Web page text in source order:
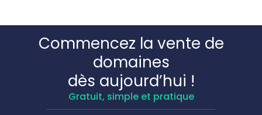
Commencez la vente de
domaines
dès aujourd’hui !
Gratuit, simple et pratique